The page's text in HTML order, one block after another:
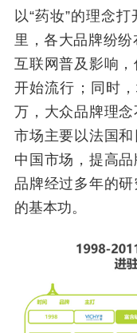
以“药妆”的理念
里，各大品牌纷
互联网普及影响
开始流行；同时
万，大众品牌理
市场主要以法国
中国市场，提高
品牌经过多年的
的基本功。